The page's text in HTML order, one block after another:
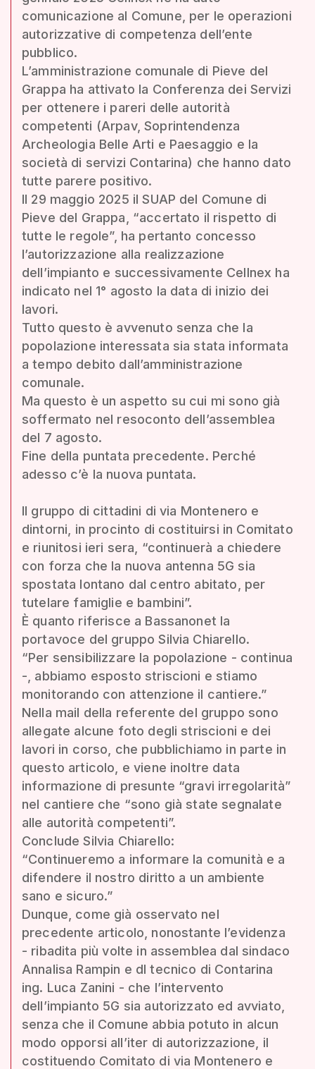
comunicazione al Comune, per le operazioni
autorizzative di competenza dell’ente
pubblico.
L’amministrazione comunale di Pieve del
Grappa ha attivato la Conferenza dei Servizi
per ottenere i pareri delle autorità
competenti (Arpav, Soprintendenza
Archeologia Belle Arti e Paesaggio e la
società di servizi Contarina) che hanno dato
tutte parere positivo.
Il 29 maggio 2025 il SUAP del Comune di
Pieve del Grappa, “accertato il rispetto di
tutte le regole”, ha pertanto concesso
l’autorizzazione alla realizzazione
dell’impianto e successivamente Cellnex ha
indicato nel 1° agosto la data di inizio dei
lavori.
Tutto questo è avvenuto senza che la
popolazione interessata sia stata informata
a tempo debito dall’amministrazione
comunale.
Ma questo è un aspetto su cui mi sono già
soffermato nel resoconto dell’assemblea
del 7 agosto.
Fine della puntata precedente. Perché
adesso c’è la nuova puntata.
Il gruppo di cittadini di via Montenero e
dintorni, in procinto di costituirsi in Comitato
e riunitosi ieri sera, “continuerà a chiedere
con forza che la nuova antenna 5G sia
spostata lontano dal centro abitato, per
tutelare famiglie e bambini”.
È quanto riferisce a Bassanonet la
portavoce del gruppo Silvia Chiarello.
“Per sensibilizzare la popolazione - continua
-, abbiamo esposto striscioni e stiamo
monitorando con attenzione il cantiere.”
Nella mail della referente del gruppo sono
allegate alcune foto degli striscioni e dei
lavori in corso, che pubblichiamo in parte in
questo articolo, e viene inoltre data
informazione di presunte “gravi irregolarità”
nel cantiere che “sono già state segnalate
alle autorità competenti”.
Conclude Silvia Chiarello:
“Continueremo a informare la comunità e a
difendere il nostro diritto a un ambiente
sano e sicuro.”
Dunque, come già osservato nel
precedente articolo, nonostante l’evidenza
- ribadita più volte in assemblea dal sindaco
Annalisa Rampin e dl tecnico di Contarina
ing. Luca Zanini - che l’intervento
dell’impianto 5G sia autorizzato ed avviato,
senza che il Comune abbia potuto in alcun
modo opporsi all’iter di autorizzazione, il
costituendo Comitato di via Montenero e